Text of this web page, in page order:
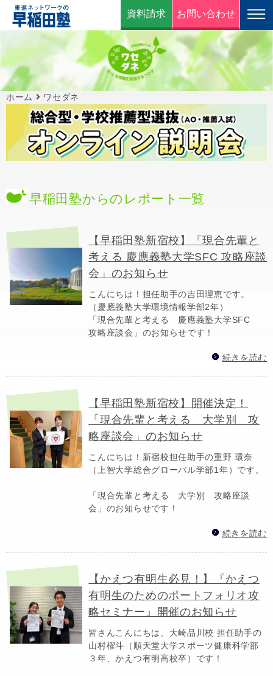
資料請求 お問い合わせ
ホーム ワセダネ
早稲田塾からのレポート一覧
【早稲田塾新宿校】「現合先輩と
考える 慶應義塾大学SFC 攻略座談
会」のお知らせ
こんにちは！担任助手の吉田理恵です。
（慶應義塾大学環境情報学部2年）
「現合先輩と考える 慶應義塾大学SFC
攻略座談会」のお知らせです！
続きを読む
【早稲田塾新宿校】開催決定！
「現合先輩と考える 大学別 攻
略座談会」のお知らせ
こんにちは！新宿校担任助手の重野 環奈
（上智大学総合グローバル学部1年）です。
「現合先輩と考える 大学別 攻略座談
会」のお知らせです！
続きを読む
【かえつ有明生必見！】『かえつ
有明生のためのポートフォリオ攻
略セミナー』開催のお知らせ
皆さんこんにちは、大崎品川校 担任助手の
山村櫂斗（順天堂大学スポーツ健康科学部
３年、かえつ有明高校卒）です！